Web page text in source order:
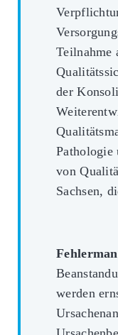
Teilnahme
der
Pathologie
von
Sachsen,
werden